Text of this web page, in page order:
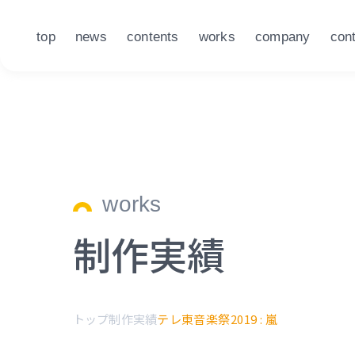
top news contents works company
works
制作実績
トップ制作実績テレ東音楽祭2019 : 嵐